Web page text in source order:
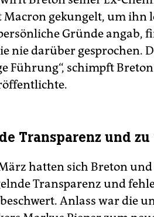
Macron gekungelt, um ihn
Gründe angab,
nie darüber gesprochen.
Führung“, schimpft
Transparenz und
hatten sich Breton
Transparenz und
Anlass war die